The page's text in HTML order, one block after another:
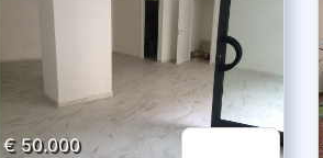
€ 50.000